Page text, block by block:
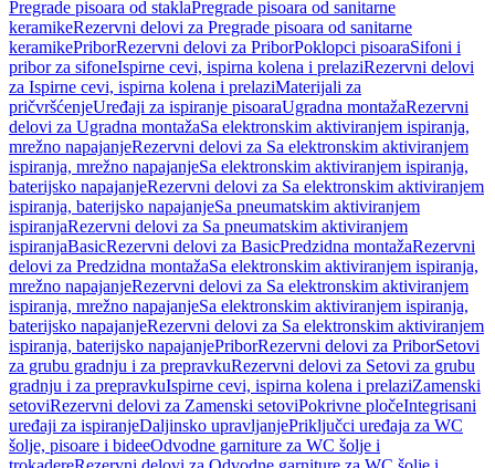
Pregrade pisoara od staklaPregrade pisoara od sanitarne
keramikeRezervni delovi za Pregrade pisoara od sanitarne
keramikePriborRezervni delovi za PriborPoklopci pisoaraSifoni i
pribor za sifoneIspirne cevi, ispirna kolena i prelaziRezervni delovi
za Ispirne cevi, ispirna kolena i prelaziMaterijali za
pričvršćenjeUređaji za ispiranje pisoaraUgradna montažaRezervni
delovi za Ugradna montažaSa elektronskim aktiviranjem ispiranja,
mrežno napajanjeRezervni delovi za Sa elektronskim aktiviranjem
ispiranja, mrežno napajanjeSa elektronskim aktiviranjem ispiranja,
baterijsko napajanjeRezervni delovi za Sa elektronskim aktiviranjem
ispiranja, baterijsko napajanjeSa pneumatskim aktiviranjem
ispiranjaRezervni delovi za Sa pneumatskim aktiviranjem
ispiranjaBasicRezervni delovi za BasicPredzidna montažaRezervni
delovi za Predzidna montažaSa elektronskim aktiviranjem ispiranja,
mrežno napajanjeRezervni delovi za Sa elektronskim aktiviranjem
ispiranja, mrežno napajanjeSa elektronskim aktiviranjem ispiranja,
baterijsko napajanjeRezervni delovi za Sa elektronskim aktiviranjem
ispiranja, baterijsko napajanjePriborRezervni delovi za PriborSetovi
za grubu gradnju i za prepravkuRezervni delovi za Setovi za grubu
gradnju i za prepravkuIspirne cevi, ispirna kolena i prelaziZamenski
setoviRezervni delovi za Zamenski setoviPokrivne pločeIntegrisani
uređaji za ispiranjeDaljinsko upravljanjePriključci uređaja za WC
šolje, pisoare i bideeOdvodne garniture za WC šolje i